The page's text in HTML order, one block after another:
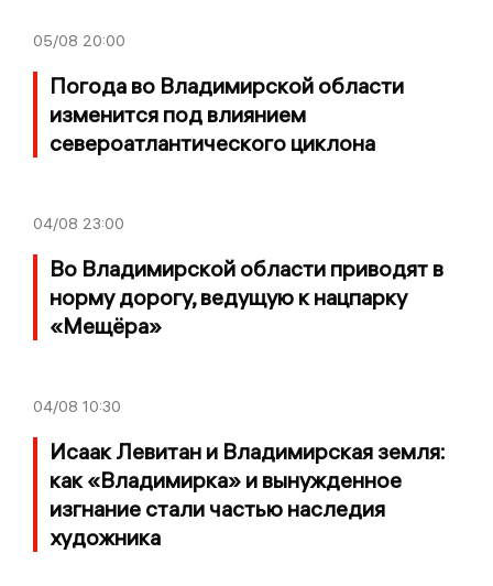
05/08 20:00
Погода во Владимирской области
изменится под влиянием
североатлантического циклона
04/08 23:00
Во Владимирской области приводят в
норму дорогу, ведущую к нацпарку
«Мещёра»
04/08 10:30
Исаак Левитан и Владимирская земля:
как «Владимирка» и вынужденное
изгнание стали частью наследия
художника